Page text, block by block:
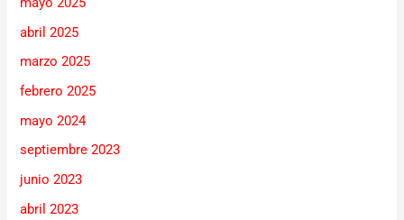
abril 2025
marzo 2025
febrero 2025
mayo 2024
septiembre 2023
junio 2023
abril 2023